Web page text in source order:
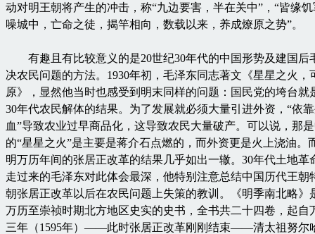
动对明王朝将产生的冲击，称“九边要害，半在关中”，“皆缘
噪城中，亡命之徒，揭竿相向，数载以来，养成燎原之势”。
有趣且有比较意义的是20世纪30年代的中国形势及建国后
决农民问题的方法。1930年初，毛泽东同志著文《星星之火，
原》，显然他当时也感受到明末同样的问题：国民党的垮台就
30年代农民解体的结果。为了发展就必须大量引进外资，“依
血”导致农业过早商品化，这导致农民大量破产。可以说，那
的“星星之火”是主要是蒋介石点燃的，而外资更是火上浇油。
明万历年间的张居正改革的结果几乎如出一辙。30年代土地革
走过来的毛泽东对此体会最深，他特别注意总结中国历代王朝
朝张居正改革以后在农民问题上失策的教训。《明季南北略》
万历至崇祯时期北方地区史实的史书，全书共二十四卷，起自
三年（1595年）——此时张居正改革刚刚结束——清太祖努尔